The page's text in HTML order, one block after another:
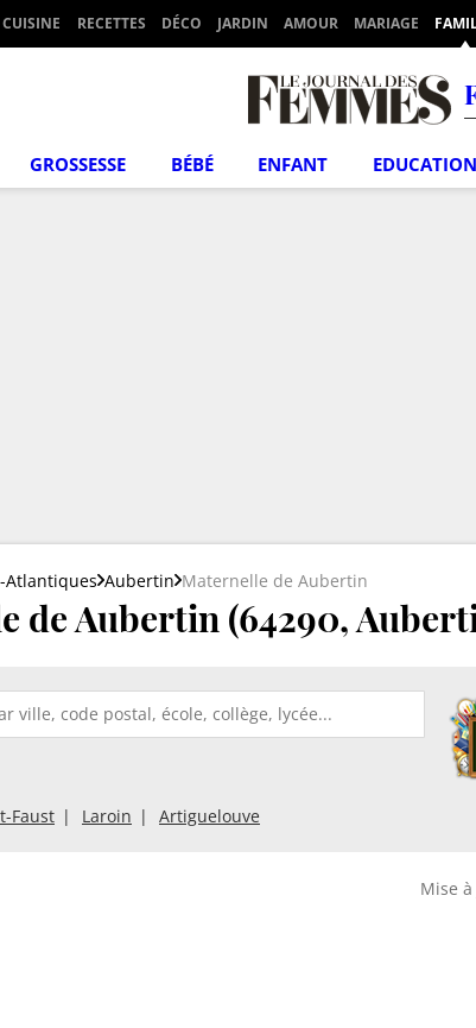
CUISINE RECETTES DÉCO JARDIN AMOUR MARIAGE
GROSSESSE BÉBÉ ENFANT EDUCATION
Atlantiques Aubertin Maternelle de Aubertin
de Aubertin (64290,
Faust Laroin Artiguelouve
Mise